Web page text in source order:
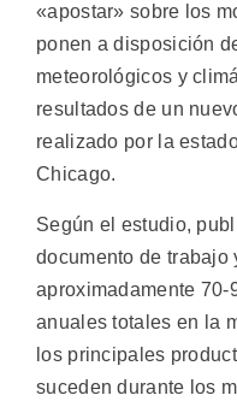
«apostar» sobre los
ponen a disposición
meteorológicos y
resultados de un
realizado por la
Chicago.
Según el estudio,
documento de trabajo
aproximadamente
anuales totales en la
los principales
suceden durante los